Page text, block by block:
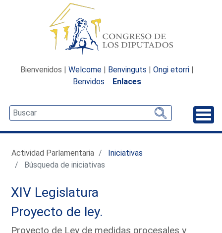
Bienvenidos | Welcome | Benvinguts | Ongi etorri |
Benvidos
Enlaces
Actividad Parlamentaria
Iniciativas
Búsqueda de iniciativas
XIV Legislatura
Proyecto de ley.
Proyecto de Ley de medidas procesales y